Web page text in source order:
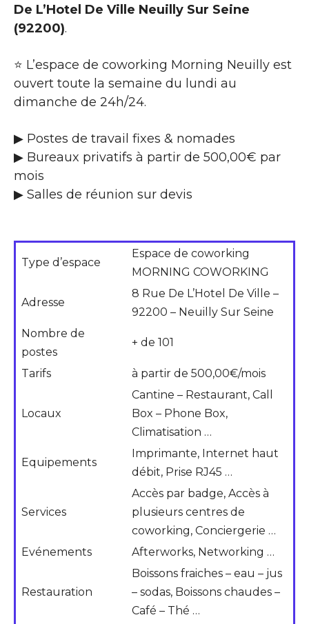
De L’Hotel De Ville Neuilly Sur Seine
(92200).
⭐ L’espace de coworking Morning Neuilly est
ouvert toute la semaine du lundi au
dimanche de 24h/24.
▶ Postes de travail fixes & nomades
▶ Bureaux privatifs à partir de 500,00€ par
mois
▶ Salles de réunion sur devis
Type d’espace
Espace de coworking
MORNING COWORKING
Adresse
8 Rue De L’Hotel De Ville –
92200 – Neuilly Sur Seine
Nombre de
postes
+ de 101
Tarifs à partir de 500,00€/mois
Locaux
Cantine – Restaurant, Call
Box – Phone Box,
Climatisation …
Equipements
Imprimante, Internet haut
débit, Prise RJ45 …
Services
Accès par badge, Accès à
plusieurs centres de
coworking, Conciergerie …
Evénements
Afterworks, Networking …
Restauration
Boissons fraiches – eau – jus
– sodas, Boissons chaudes –
Café – Thé …